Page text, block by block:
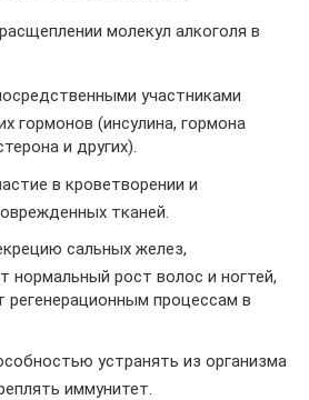
молекул алкоголя в
участниками
гормонов (инсулина, гормона
и других).
в кроветворении и
тканей.
сальных желез,
нормальный рост волос и ногтей,
регенерационным процессам в
устранять из организма
иммунитет.